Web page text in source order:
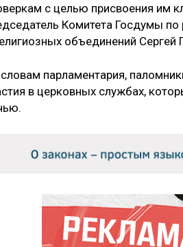
с целью присвоения им
Комитета Госдумы
объединений Сергей
парламентария,
в церковных службах,